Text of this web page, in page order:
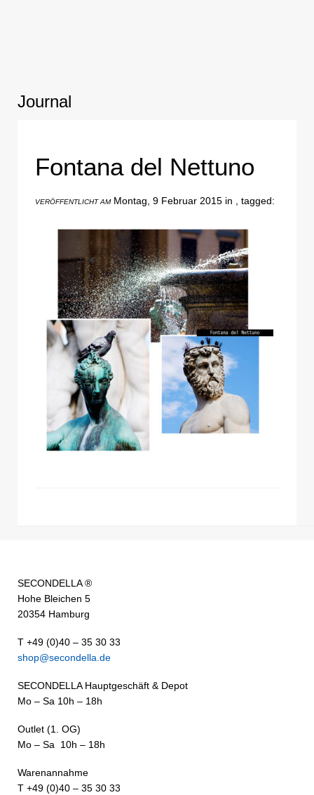
Journal
Fontana del Nettuno
VERÖFFENTLICHT AMMontag, 9 Februar 2015 in , tagged:
SECONDELLA ®
Hohe Bleichen 5
20354 Hamburg
T +49 (0)40 – 35 30 33
shop@secondella.de
SECONDELLA Hauptgeschäft & Depot
Mo – Sa 10h – 18h
Outlet (1. OG)
Mo – Sa 10h – 18h
Warenannahme
T +49 (0)40 – 35 30 33